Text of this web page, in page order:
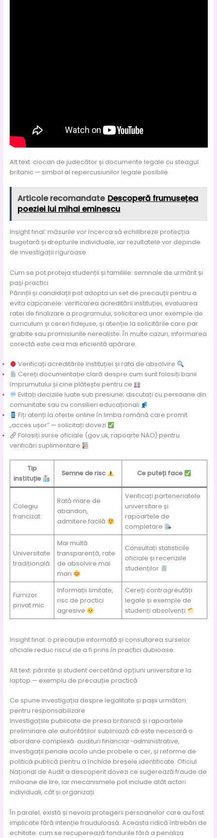
Alt text: ciocan de judecător și documente legale cu steagul
britanic — simbol al repercusiunilor legale posibile
Articole recomandate Descoperă frumusețea
poeziei lui mihai eminescu
Insight final: măsurile vor încerca să echilibreze protecția
bugetară și drepturile individuale, iar rezultatele vor depinde
de investigații riguroase.
Cum se pot proteja studenții și familiile: semnale de urmărit și
pași practici
Părinții și candidații pot adopta un set de precauții pentru a
evita capcanele: verificarea acreditării instituției, evaluarea
ratei de finalizare a programului, solicitarea unor exemple de
curriculum și cereri fidejuse, și atenție la solicitările care par
grabite sau promisiunile nerealiste. În multe cazuri, informarea
corectă este cea mai eficientă apărare.
Verificați acreditările instituției și rata de absolvire
Cereți documentație clară despre cum sunt folosiți banii
împrumutului și cine plătește pentru ce
Evitați deciziile luate sub presiune; discutați cu persoane din
comunitate sau cu consilieri educaționali
Fiți atenți la oferte online în limba română care promit
„acces ușor” — solicitați dovezi
Folosiți surse oficiale (gov.uk, rapoarte NAO) pentru
verificări suplimentare
Tip
instituție
Semne de risc Ce puteți face
Colegiu
francizat
Rată mare de
abandon,
admitere facilă
Verificați parteneriatele
universitare și
rapoartele de
completare
Universitate
tradițională
Mai multă
transparență, rate
de absolvire mai
mari
Consultați statisticile
oficiale și recenziile
studenților
Furnizor
privat mic
Informații limitate,
risc de practici
agresive
Cereți contragreutăți
legale și exemple de
studenți absolvenți
Insight final: o precauție informată și consultarea surselor
oficiale reduc riscul de a fi prins în practici dubioase.
Alt text: părinte și student cercetând opțiuni universitare la
laptop — exemplu de precauție practică
Ce spune investigația despre legalitate și pașii următori
pentru responsabilizare
Investigațiile publicate de presa britanică și rapoartele
preliminare ale autorităților subliniază că este necesară o
abordare complexă: audituri financiar-administrative,
investigații penale acolo unde probele o cer, și reforme de
politică publică pentru a închide breșele identificate. Oficiul
Național de Audit a descoperit dovezi ce sugerează fraude de
milioane de lire, iar mecanismele pot include atât actori
individuali, cât și organizați.
În paralel, există și nevoia protegerii persoanelor care au fost
implicate fără intenție frauduloasă. Aceasta ridică întrebări de
echitate: cum se recuperează fondurile fără a penaliza